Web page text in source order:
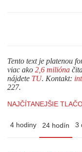
Tento text je platenou
viac ako 2,6 milióna
nájdete TU. Kontakt:
227.
NAJČÍTANEJŠIE
4 hodiny 24 hodín 3